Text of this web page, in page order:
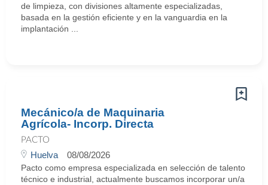
de limpieza, con divisiones altamente especializadas,
basada en la gestión eficiente y en la vanguardia en la
implantación ...
Mecánico/a de Maquinaria
Agrícola- Incorp. Directa
PACTO
Huelva 08/08/2026
Pacto como empresa especializada en selección de talento
técnico e industrial, actualmente buscamos incorporar un/a